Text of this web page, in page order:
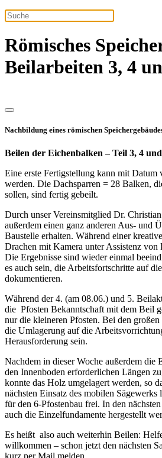
Römisches
Beilarbeiten 3, 4
Nachbildung eines römischen
Beilen der Eichenbalken – Teil 3, 4
Eine erste Fertigstellung kann mit Datum
werden. Die Dachsparren = 28 Balken,
sollen, sind fertig gebeilt.
Durch unser Vereinsmitglied Dr.
außerdem einen ganz anderen Aus- und
Baustelle erhalten. Während einer
Drachen mit Kamera unter Assistenz
Die Ergebnisse sind wieder einmal
es auch sein, die Arbeitsfortschritte auf
dokumentieren.
Während der 4. (am 08.06.) und 5.
die Pfosten Bekanntschaft mit dem Beil
nur die kleineren Pfosten. Bei den
die Umlagerung auf die
Herausforderung sein.
Nachdem in dieser Woche außerdem die
den Innenboden erforderlichen Längen
konnte das Holz umgelagert werden, so
nächsten Einsatz des mobilen
für den 6-Pfostenbau frei. In den
auch die Einzelfundamente hergestellt
Es heißt also auch weiterhin Beilen:
willkommen – schon jetzt den nächsten
kurz per Mail melden..